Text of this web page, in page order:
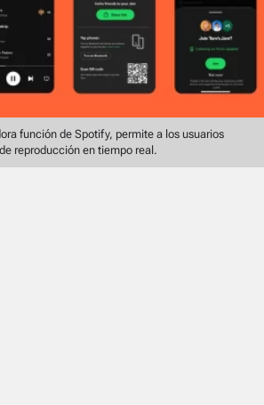
función de Spotify, permite a los usuarios
reproducción en tiempo real.